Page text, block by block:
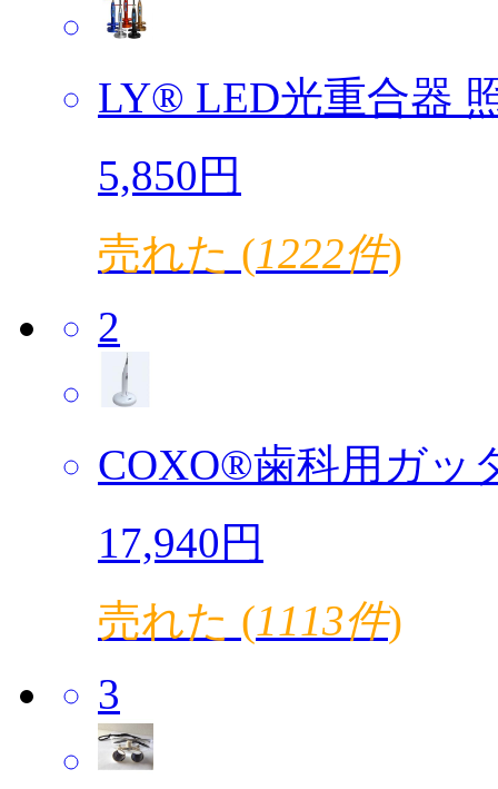
LY® LED光重合器
5,850円
売れた (1222件)
2
COXO®歯科用ガッ
17,940円
売れた (1113件)
3